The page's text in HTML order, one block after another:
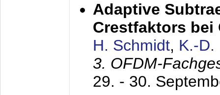
Adaptive
Crestfaktors bei
H. Schmidt, K.-D.
3. OFDM-
29. - 30.